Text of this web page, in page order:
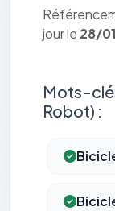
jour le 28/
Mots-
Robot) :